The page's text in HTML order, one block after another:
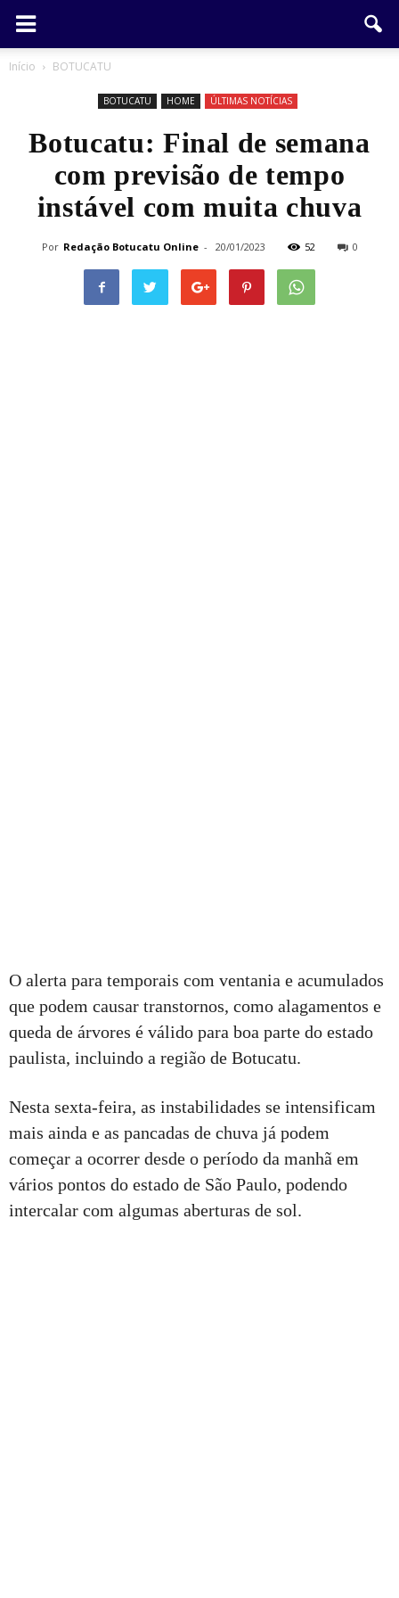
Início BOTUCATU
BOTUCATU HOME ÚLTIMAS NOTÍCIAS
Botucatu: Final de semana
com previsão de tempo
instável com muita chuva
Por Redação Botucatu Online - 20/01/2023 52 0
O alerta para temporais com ventania e acumulados
que podem causar transtornos, como alagamentos e
queda de árvores é válido para boa parte do estado
paulista, incluindo a região de Botucatu.
Nesta sexta-feira, as instabilidades se intensificam
mais ainda e as pancadas de chuva já podem
começar a ocorrer desde o período da manhã em
vários pontos do estado de São Paulo, podendo
intercalar com algumas aberturas de sol.